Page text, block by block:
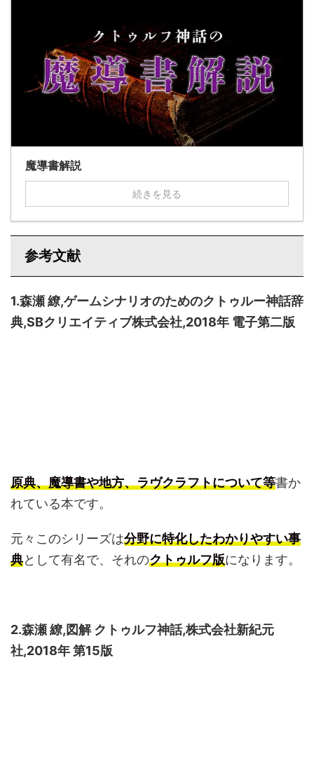
魔導書解説
続きを見る
参考文献
1.森瀬 繚,ゲームシナリオのためのクトゥルー神話辞
典,SBクリエイティブ株式会社,2018年 電子第二版
原典、魔導書や地方、ラヴクラフトについて等書か
れている本です。
元々このシリーズは分野に特化したわかりやすい事
典として有名で、それのクトゥルフ版になります。
2.森瀬 繚,図解 クトゥルフ神話,株式会社新紀元
社,2018年 第15版